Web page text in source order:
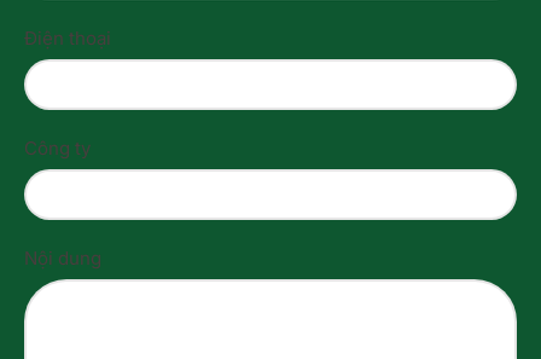
Điện thoại
Công ty
Nội dung